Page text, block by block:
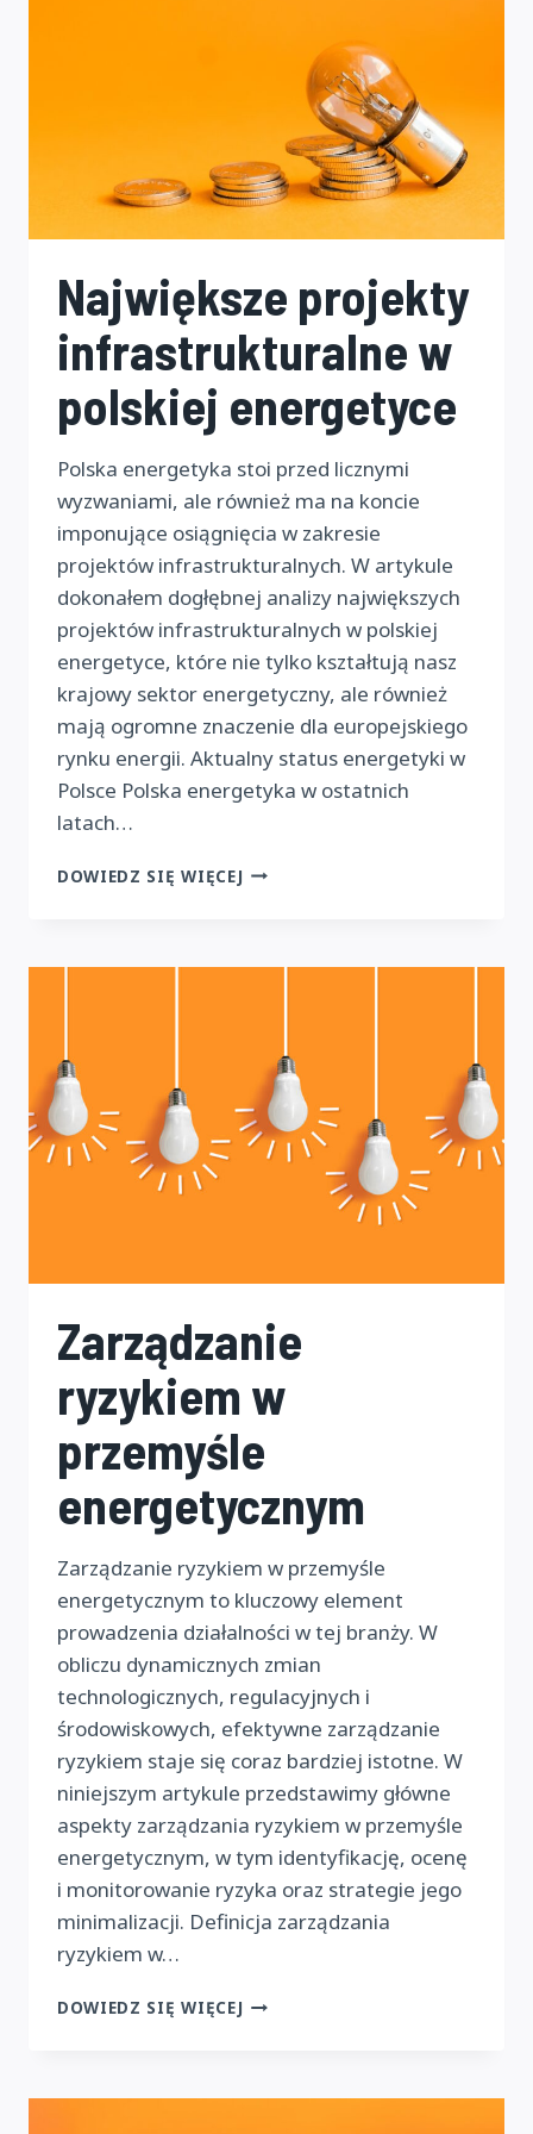
Największe projekty
infrastrukturalne w
polskiej energetyce
Polska energetyka stoi przed licznymi
wyzwaniami, ale również ma na koncie
imponujące osiągnięcia w zakresie
projektów infrastrukturalnych. W artykule
dokonałem dogłębnej analizy największych
projektów infrastrukturalnych w polskiej
energetyce, które nie tylko kształtują nasz
krajowy sektor energetyczny, ale również
mają ogromne znaczenie dla europejskiego
rynku energii. Aktualny status energetyki w
Polsce Polska energetyka w ostatnich
latach…
DOWIEDZ SIĘ WIĘCEJ NAJWIĘKSZE
POLSKIEJ
Zarządzanie
ryzykiem w
przemyśle
energetycznym
Zarządzanie ryzykiem w przemyśle
energetycznym to kluczowy element
prowadzenia działalności w tej branży. W
obliczu dynamicznych zmian
technologicznych, regulacyjnych i
środowiskowych, efektywne zarządzanie
ryzykiem staje się coraz bardziej istotne. W
niniejszym artykule przedstawimy główne
aspekty zarządzania ryzykiem w przemyśle
energetycznym, w tym identyfikację, ocenę
i monitorowanie ryzyka oraz strategie jego
minimalizacji. Definicja zarządzania
ryzykiem w…
DOWIEDZ SIĘ WIĘCEJ ZARZĄDZANIE
ENERGETYCZNYM